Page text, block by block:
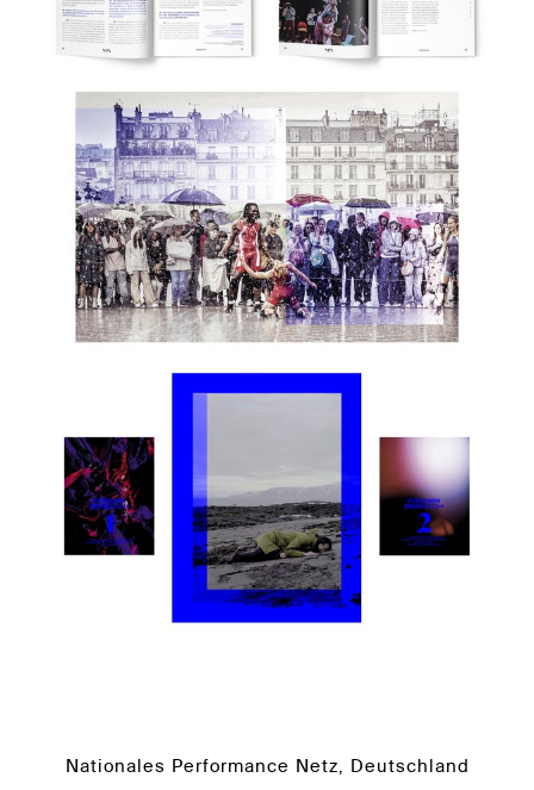
Nationales Performance Netz, Deutschland